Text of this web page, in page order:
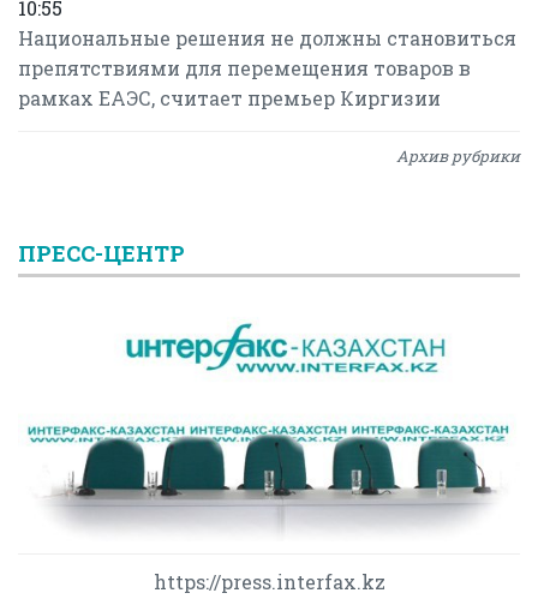
10:55
Национальные решения не должны становиться
препятствиями для перемещения товаров в
рамках ЕАЭС, считает премьер Киргизии
Архив рубрики
ПРЕСС-ЦЕНТР
https://press.interfax.kz